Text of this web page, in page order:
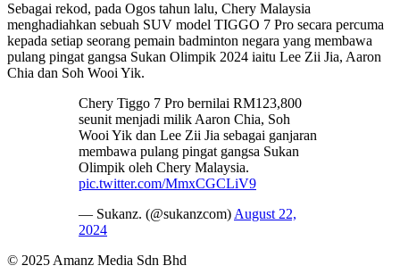
Sebagai rekod, pada Ogos tahun lalu, Chery Malaysia
menghadiahkan sebuah SUV model TIGGO 7 Pro secara percuma
kepada setiap seorang pemain badminton negara yang membawa
pulang pingat gangsa Sukan Olimpik 2024 iaitu Lee Zii Jia, Aaron
Chia dan Soh Wooi Yik.
Chery Tiggo 7 Pro bernilai RM123,800
seunit menjadi milik Aaron Chia, Soh
Wooi Yik dan Lee Zii Jia sebagai ganjaran
membawa pulang pingat gangsa Sukan
Olimpik oleh Chery Malaysia.
pic.twitter.com/MmxCGCLiV9
— Sukanz. (@sukanzcom)August 22,
2024
© 2025 Amanz Media Sdn Bhd